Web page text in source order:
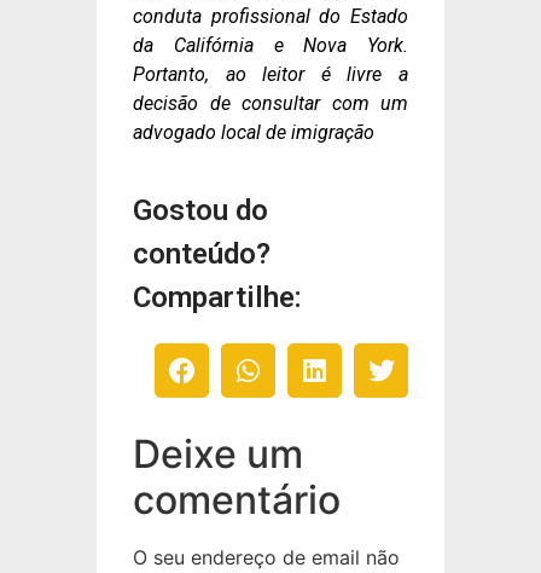
conduta profissional do Estado
da Califórnia e Nova York.
Portanto, ao leitor é livre a
decisão de consultar com um
advogado local de imigração
Gostou do
conteúdo?
Compartilhe:
Deixe um
comentário
O seu endereço de email não